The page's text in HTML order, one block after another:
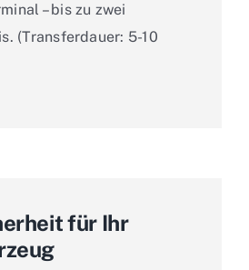
– bis zu zwei
(Transferdauer: 5-10
für Ihr